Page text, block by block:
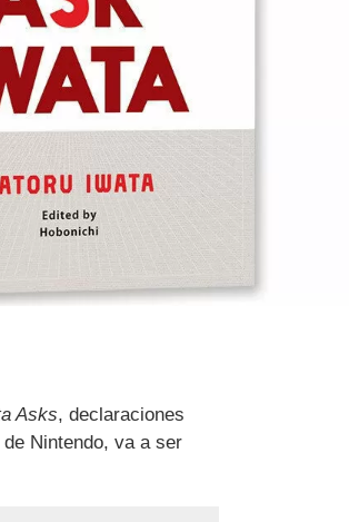
Asks, declaraciones
Nintendo, va a ser